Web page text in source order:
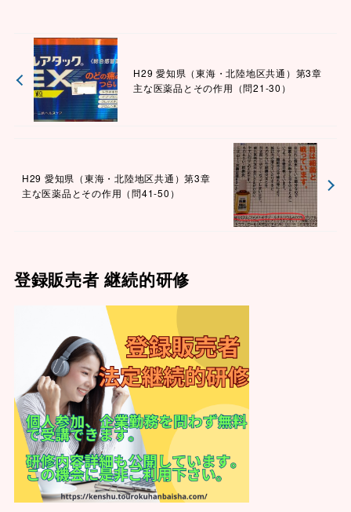
H29 愛知県（東海・北陸地区共通）第3章
主な医薬品とその作用（問21-30）
H29 愛知県（東海・北陸地区共通）第3章
主な医薬品とその作用（問41-50）
登録販売者 継続的研修